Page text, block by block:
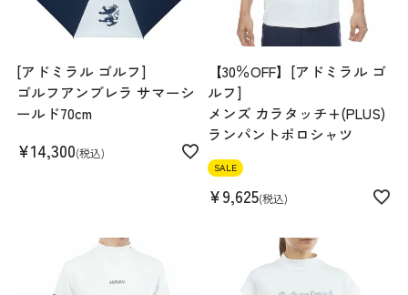
[アドミラル ゴルフ]
ゴルフアンブレラ サマーシ
ールド70cm
¥14,300 税込
【30％OFF】[アドミラル ゴ
ルフ]
メンズ カラタッチ+(PLUS)
ランパントポロシャツ
SALE
¥9,625 税込